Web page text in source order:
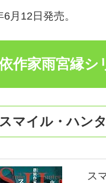
6月12日発売。
作家雨宮縁シ
マイル・ハン
ス